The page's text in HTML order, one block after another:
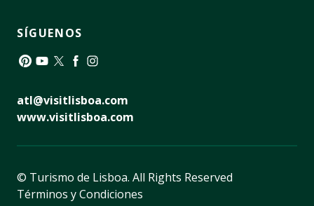
SÍGUENOS
atl@visitlisboa.com
www.visitlisboa.com
© Turismo de Lisboa. All Rights Reserved
Términos y Condiciones